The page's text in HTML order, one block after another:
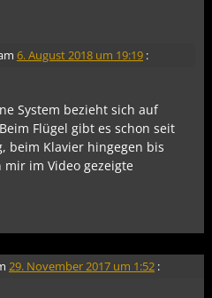
6. August 2018 um 19:19 :
System bezieht sich auf
Flügel gibt es schon seit
beim Klavier hingegen bis
im Video gezeigte
29. November 2017 um 1:52 :